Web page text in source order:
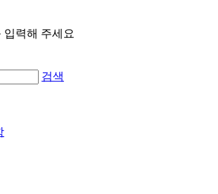
입력해 주세요
검색